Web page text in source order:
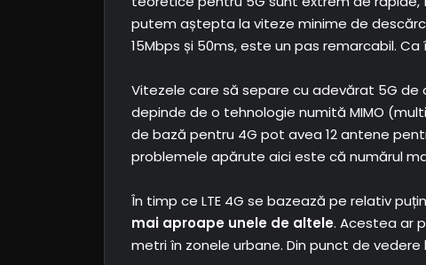
putem aștepta la viteze minime de
15Mbps și 50ms, este un pas remarcabil.
Vitezele care să separe cu adevărat 5G
depinde de o tehnologie numită MIMO
de bază pentru 4G pot avea 12 antene
problemele apărute aici este că numărul
În timp ce LTE 4G se bazează pe relativ
mai aproape unele de altele. Acestea ar
metri în zonele urbane. Din punct de